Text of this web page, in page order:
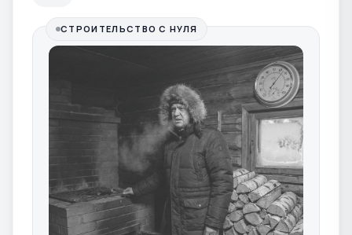
СТРОИТЕЛЬСТВО С НУЛЯ